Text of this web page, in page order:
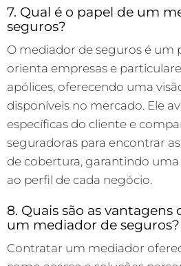
7. Qual é o papel de um
seguros?
O mediador de seguros é um
orienta empresas e
apólices, oferecendo uma
disponíveis no mercado. Ele
específicas do cliente e
seguradoras para encontrar
de cobertura, garantindo
ao perfil de cada negócio.
8. Quais são as
um mediador de seguros?
Contratar um mediador